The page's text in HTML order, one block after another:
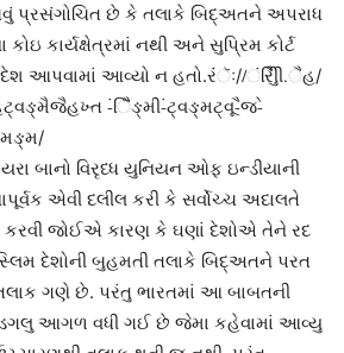
પ્રસંગોચિત છે કે તલાકે બિદ્અતને અપરાધ
કોઇ કાર્યક્ષેત્રમાં નથી અને સુપ્રિમ કોર્ટ
આપવામાં આવ્યો ન હતો.રંંૅઃ//ંરીુૈિી.ૈહ/
-ંિૈૅઙ્મી-ંટ્વઙ્મટ્વૂ-ૈજ-ે
બાનો વિરૃધ્ધ યુનિયન ઓફ ઇન્ડીયાની
એવી દલીલ કરી કે સર્વોચ્ચ અદાલતે
કરવી જોઈએ કારણ કે ઘણાં દેશોએ તેને રદ
દેશોની બુહમતી તલાકે બિદ્અતને પરત
ગણે છે. પરંતુ ભારતમાં આ બાબતની
ડગલુ આગળ વધી ગઈ છે જેમા કહેવામાં આવ્યુ